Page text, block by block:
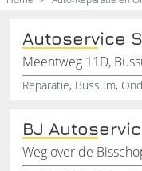
Autoservice
Meentweg 11D,
BJ
Weg over de